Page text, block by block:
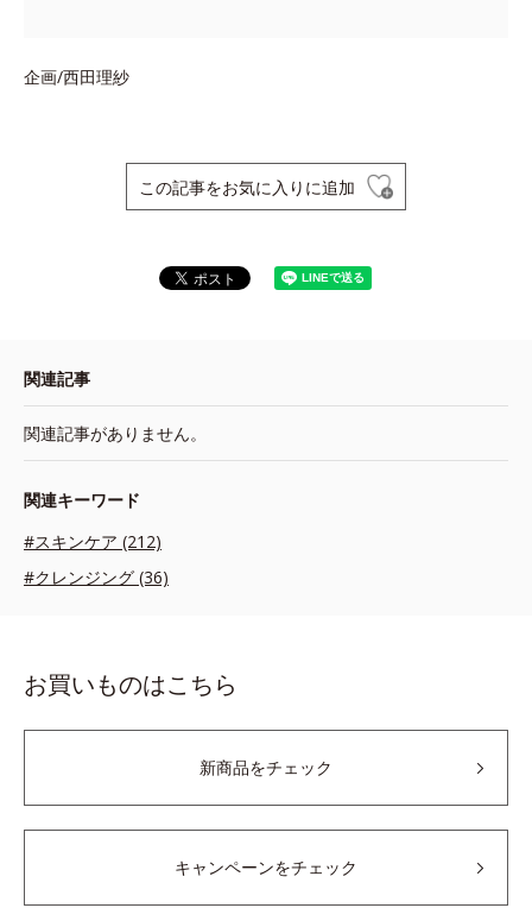
企画/西田理紗
この記事をお気に入りに追加
関連記事
関連記事がありません。
関連キーワード
#スキンケア (212)
#クレンジング (36)
お買いものはこちら
新商品をチェック
キャンペーンをチェック